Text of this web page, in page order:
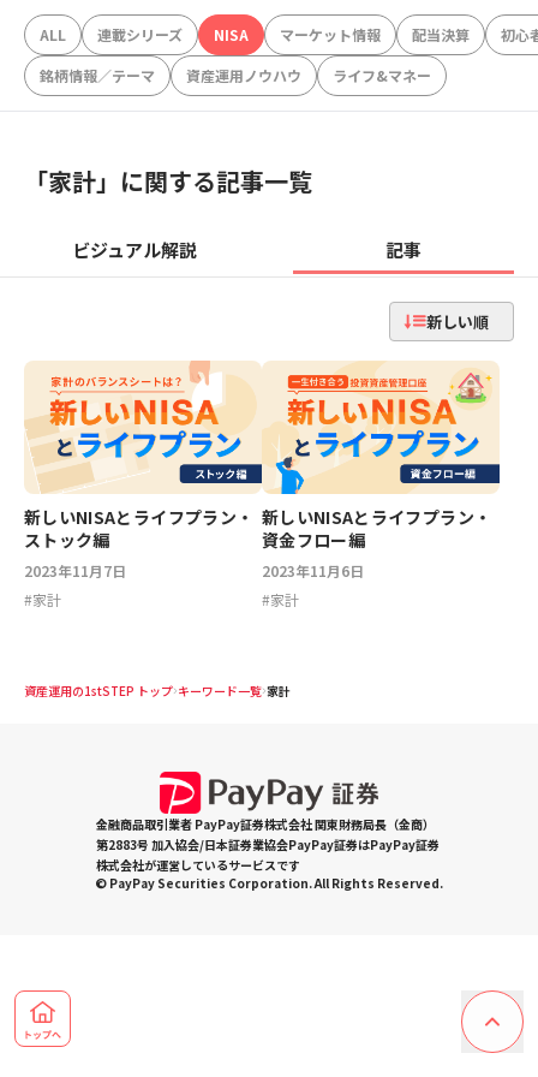
ALL 連載シリーズ NISA マーケット情報 配当決算
初心
銘柄情報／テーマ
資産運用ノウハウ ライフ&マネー
「家計」に関する記事一覧
ビジュアル解説 記事
新しい順
新しいNISAとライフプラン・
ストック編
2023年11月7日
#家計
新しいNISAとライフプラン・
資金フロー編
2023年11月6日
#家計
資産運用の1stSTEP トップ キーワード一覧 家計
金融商品取引業者 PayPay証券株式会社 関東財務局長（金商）
第2883号 加入協会/日本証券業協会PayPay証券はPayPay証券
株式会社が運営しているサービスです
© PayPay Securities Corporation. All Rights Reserved.